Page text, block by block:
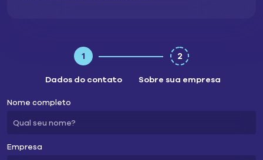
1
Dados do contato
2
Sobre sua empresa
Nome completo
Empresa